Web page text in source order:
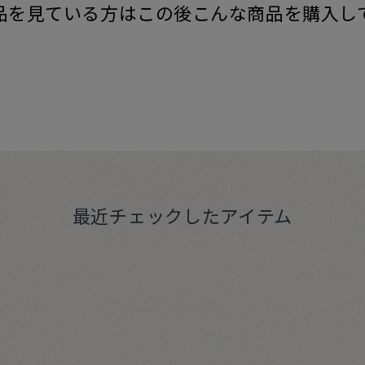
を見ている方はこの後こんな商品を購入し
最近チェックしたアイテム